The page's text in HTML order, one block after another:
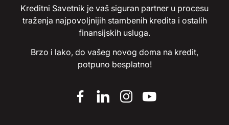
Kreditni Savetnik je vaš siguran partner u procesu
traženja najpovoljnijih stambenih kredita i ostalih
finansijskih usluga.
Brzo i lako, do vašeg novog doma na kredit,
potpuno besplatno!